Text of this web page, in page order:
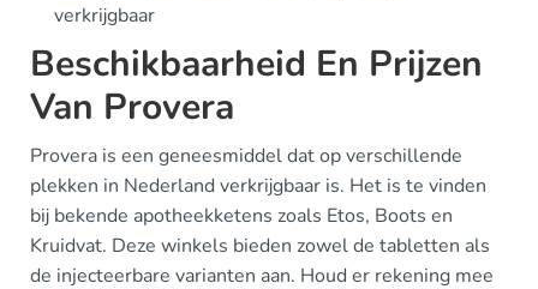
verkrijgbaar
Beschikbaarheid En Prijzen
Van Provera
Provera is een geneesmiddel dat op verschillende
plekken in Nederland verkrijgbaar is. Het is te vinden
bij bekende apotheekketens zoals Etos, Boots en
Kruidvat. Deze winkels bieden zowel de tabletten als
de injecteerbare varianten aan. Houd er rekening mee